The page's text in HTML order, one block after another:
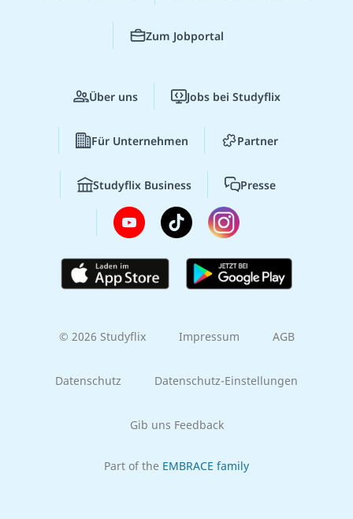
Zum Jobportal
Über uns Jobs bei Studyflix
Für Unternehmen Partner
Studyflix Business Presse
© 2026 Studyflix Impressum AGB
Datenschutz Datenschutz-Einstellungen
Gib uns Feedback
Part of the EMBRACE family